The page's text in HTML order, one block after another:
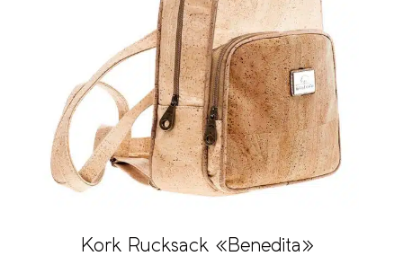
Kork Rucksack «Benedita»